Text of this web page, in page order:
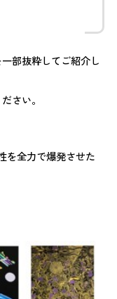
部抜粋してご紹介し
さい。
を全力で爆発させた